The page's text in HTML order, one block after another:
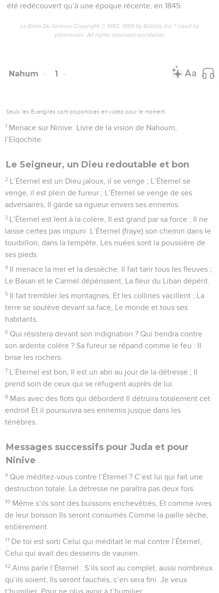
été redécouvert qu’à une époque récente, en 1845.
La Bible Du Semeur Copyright © 1992, 1999 by Biblica, Inc.® Used by
permission. All rights reserved worldwide.
Nahum 1
Seuls les Évangiles sont disponibles en vidéo pour le moment.
1 Menace sur Ninive. Livre de la vision de Nahoum,
l’Elqochite.
Le Seigneur, un Dieu redoutable et bon
2 L’Éternel est un Dieu jaloux, il se venge ; L’Éternel se
venge, il est plein de fureur ; L’Éternel se venge de ses
adversaires, Il garde sa rigueur envers ses ennemis.
3 L’Éternel est lent à la colère, Il est grand par sa force ; Il ne
laisse certes pas impuni. L’Éternel (fraye) son chemin dans le
tourbillon, dans la tempête, Les nuées sont la poussière de
ses pieds.
4 Il menace la mer et la dessèche, Il fait tarir tous les fleuves ;
Le Basan et le Carmel dépérissent, La fleur du Liban dépérit.
5 Il fait trembler les montagnes, Et les collines vacillent ; La
terre se soulève devant sa face, Le monde et tous ses
habitants.
6 Qui résistera devant son indignation ? Qui tiendra contre
son ardente colère ? Sa fureur se répand comme le feu : Il
brise les rochers.
7 L’Éternel est bon, Il est un abri au jour de la détresse ; Il
prend soin de ceux qui se réfugient auprès de lui.
8 Mais avec des flots qui débordent Il détruira totalement cet
endroit Et il poursuivra ses ennemis jusque dans les
ténèbres.
Messages successifs pour Juda et pour
Ninive
9 Que méditez-vous contre l’Éternel ? C’est lui qui fait une
destruction totale. La détresse ne paraîtra pas deux fois.
10 Même s’ils sont des buissons enchevêtrés, Et comme ivres
de leur boisson Ils seront consumés Comme la paille sèche,
entièrement.
11 De toi est sorti Celui qui méditait le mal contre l’Éternel,
Celui qui avait des desseins de vaurien.
12 Ainsi parle l’Éternel : S’ils sont au complet, aussi nombreux
qu’ils soient, Ils seront fauchés, c’en sera fini. Je veux
t’humilier, Pour ne plus avoir à t’humilier...